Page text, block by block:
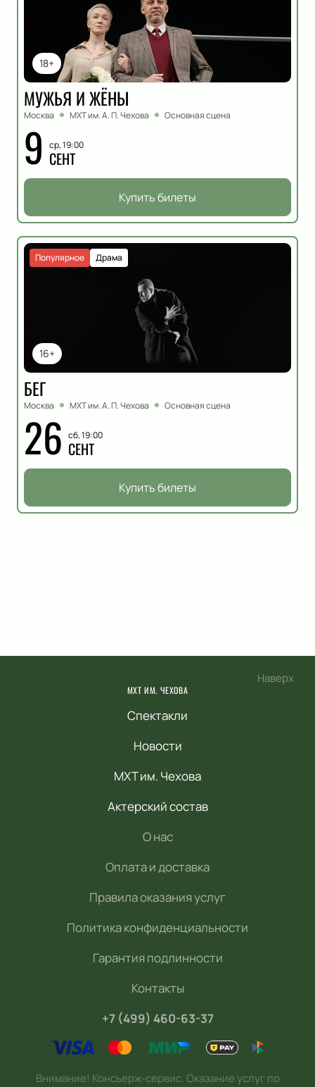
18+
МУЖЬЯ И ЖЁНЫ
Москва МХТ им. А. П. Чехова Основная сцена
9 ср, 19:00
СЕНТ
Купить билеты
16+
Драма
Популярное
БЕГ
Москва МХТ им. А. П. Чехова Основная сцена
26 сб, 19:00
СЕНТ
Купить билеты
Наверх
МХТ ИМ. ЧЕХОВА
Спектакли
Новости
МХТ им. Чехова
Актерский состав
О нас
Оплата и доставка
Правила оказания услуг
Политика конфиденциальности
Гарантия подлинности
Контакты
+7 (499) 460-63-37
Внимание! Консьерж-сервис. Оказание услуг по